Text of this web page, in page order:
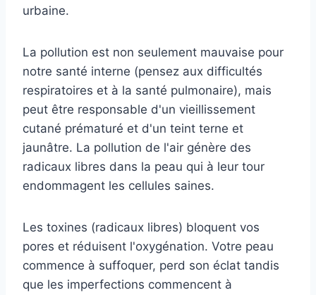
urbaine.
La pollution est non seulement mauvaise pour
notre santé interne (pensez aux difficultés
respiratoires et à la santé pulmonaire), mais
peut être responsable d'un vieillissement
cutané prématuré et d'un teint terne et
jaunâtre. La pollution de l'air génère des
radicaux libres dans la peau qui à leur tour
endommagent les cellules saines.
Les toxines (radicaux libres) bloquent vos
pores et réduisent l'oxygénation. Votre peau
commence à suffoquer, perd son éclat tandis
que les imperfections commencent à